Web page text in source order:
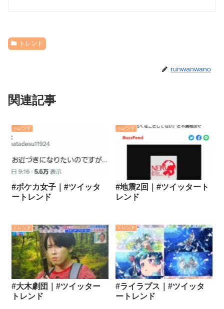
トレンド
runwanwano
関連記事
トレンド
#ポケカ女子｜#ツイッタ
ートレンド
トレンド
#地震2回｜#ツイッタート
レンド
トレンド
#大木劇団｜#ツイッター
トレンド
トレンド
#ライラプス｜#ツイッタ
ートレンド